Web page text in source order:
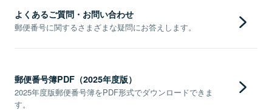
よくあるご質問・お問い合わせ
郵便番号に関するさまざまな疑問にお答えします。
郵便番号簿PDF（2025年度版）
2025年度版郵便番号簿をPDF形式でダウンロードできま
す。